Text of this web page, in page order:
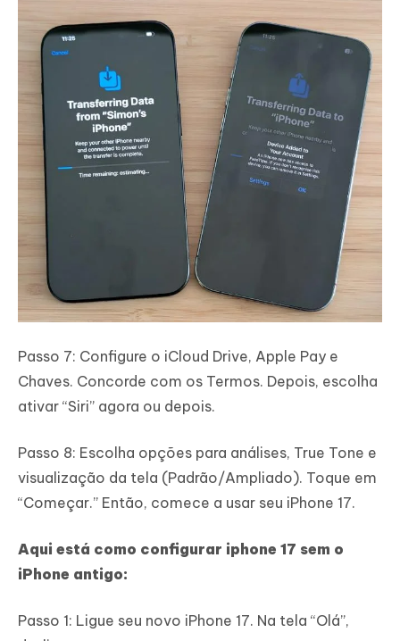
Passo 7: Configure o iCloud Drive, Apple Pay e
Chaves. Concorde com os Termos. Depois, escolha
ativar “Siri” agora ou depois.
Passo 8: Escolha opções para análises, True Tone e
visualização da tela (Padrão/Ampliado). Toque em
“Começar.” Então, comece a usar seu iPhone 17.
Aqui está como configurar iphone 17 sem o
iPhone antigo:
Passo 1: Ligue seu novo iPhone 17. Na tela “Olá”,